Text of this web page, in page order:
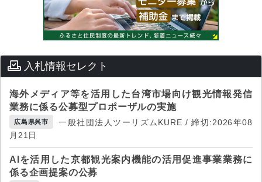
入札情報セレクト
海外メディア等を活用した台湾市場向け観光情報発信
業務に係る公募型プロポーザルの実施
広島県呉市
一般社団法人ツーリズムKURE / 締切:2026年08
月21日
AIを活用した京都観光案内機能の活用促進事業業務に
係る企画提案の公募